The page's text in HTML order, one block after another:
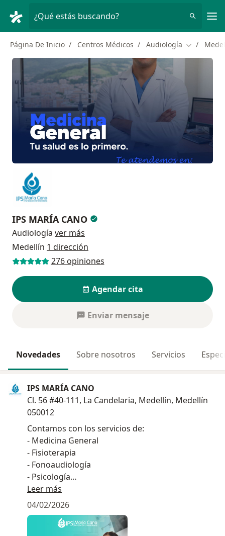
¿Qué estás buscando?
Página De Inicio Centros Médicos Audiología Cambiar
IPS MARÍA CANO
Audiología ver más
Medellín 1 dirección
276 opiniones
Agendar cita
Enviar mensaje
Novedades Sobre nosotros Servicios
IPS MARÍA CANO
Cl. 56 #40-111, La Candelaria, Medellín, Medellín
050012
Contamos con los servicios de:
- Medicina General
- Fisioterapia
- Fonoaudiología
- Psicología
- Neuropsicología
- Terapia Ocupacional
- Nutrición
- Laboratorio de Marcha
Leer más
04/02/2026